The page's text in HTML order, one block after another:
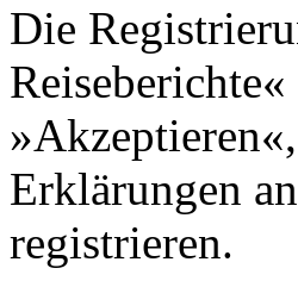
Die
Erklärungen
registrieren.